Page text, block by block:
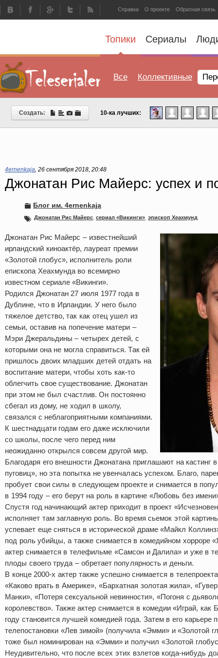
Справка О проекте Обратная связь
Топики Сериалы
Все Коллективные
Создать: 10-ка лучших:
4ernenkaja, 26 сентября 2018, 20:48
Джонатан Рис Майерс: успех и
Блог им. 4ernenkaja
Джонатан Рис Майерс сериал «Викинги» эпископ Хеахмунд
Джонатан Рис Майерс – известнейший
ирландский киноактёр, лауреат премии
«Золотой глобус», исполнитель роли
епископа Хеахмунда во всемирно
известном сериале «Викинги».
Родился Джонатан 27 июля 1977 года в
Дублине, что в Ирландии. У него было
тяжелое детство, так как отец ушел из
семьи, оставив на попечение матери –
Мэри Джеральдины – четырех детей, с
которыми она не могла справиться. Так ей
пришлось двоих младших детей отдать на
воспитание матери, чтобы хоть как-то
облегчить свое существование. Джонатан
при этом не был счастлив. Он постоянно
сбегал из дому, не ходил в школу,
связался с неблагоприятными компаниями.
К шестнадцати годам его даже исключили
со школы, после чего перед ним
неожиданно открылся совсем другой мир.
Благодаря его внешности Джонатана приглашают на кастинг
пуговиц», но эта попытка не увенчалась успехом. Благо,
пробует свои силы в следующем проекте и снимается в
в 1994 году – его берут на роль в картине «Любовь без
Спустя год начинающий актер приходит в проект
исполняет там заглавную роль. Во время сьемок этой
успевает еще сняться в исторической драме «Майкл
под роль убийцы, а также снимается в комедийном хорроре
актер снимается в телефильме «Самсон и Далила» и уже в
плоды своего труда – обретает популярность и деньги.
В конце 2000-х актер также успешно снимается в
«Каково врать в Америке», «Бархатная золотая жила»,
Манки», «Потеря сексуальной невинности», «Погоня с
королевство». Также актер снимается в комедии «Играй, как
году становится лучшей комедией года. Затем в его карьере
телепостановки «Лев зимой» (получила «Эмми» и «Золотой
тоже был номинирован на «Эмми» и получил «Золотой
Неудивительно, что после всех этих взлетов когда-нибудь